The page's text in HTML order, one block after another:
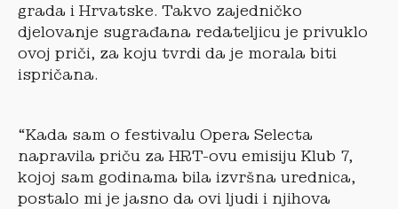
grada i Hrvatske. Takvo zajedničko
djelovanje sugrađana redateljicu je privuklo
ovoj priči, za koju tvrdi da je morala biti
ispričana.
“Kada sam o festivalu Opera Selecta
napravila priču za HRT-ovu emisiju Klub 7,
kojoj sam godinama bila izvršna urednica,
postalo mi je jasno da ovi ljudi i njihova